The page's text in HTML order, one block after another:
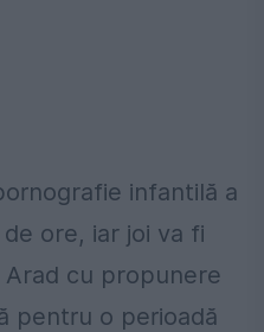
infantilă a
ore, iar joi va fi
cu propunere
pentru o perioadă